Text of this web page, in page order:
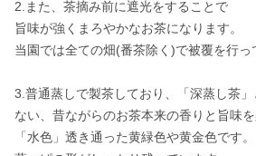
2.また、茶摘み前に遮光をすることで
旨味が強くまろやかなお茶になります。
当園では全ての畑(番茶除く)で被覆を行っ
3.普通蒸しで製茶しており、「深蒸し茶
ない、昔ながらのお茶本来の香りと旨味を
「水色」透き通った黄緑色や黄金色です。